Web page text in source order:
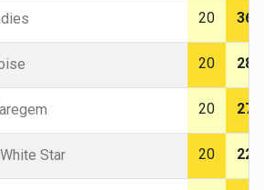
20 36
20 28
20 27
Star 20 22